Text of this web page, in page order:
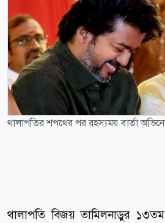
থালাপতির শপথের পর রহস্যময় বার্তা
থালাপতি বিজয় তামিলনাড়ুর ১৩তম